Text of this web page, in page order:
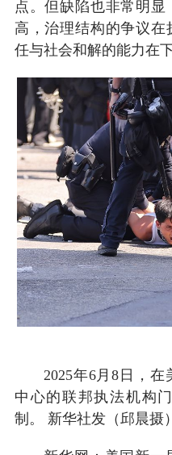
点。但缺陷也非常明
高，治理结构的争议
任与社会和解的能力在下
2025年6月8日，
中心的联邦执法机构
制。 新华社发（邱晨摄）